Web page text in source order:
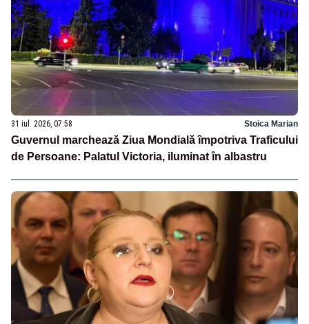
31 iul. 2026, 07:58 Stoica Marian
Guvernul marchează Ziua Mondială împotriva Traficului
de Persoane: Palatul Victoria, iluminat în albastru